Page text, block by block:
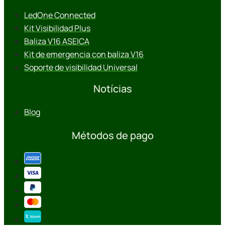
LedOne Connected
Kit Visibilidad Plus
Baliza V16 ASEICA
Kit de emergencia con baliza V16
Soporte de visibilidad Universal
Notícias
Blog
Métodos de pago